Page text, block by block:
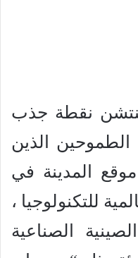
نقطة جذب
الطموحين الذين
المدينة في
للتكنولوجيا ،
الصناعية